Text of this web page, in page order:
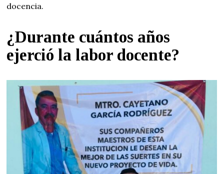
docencia.
¿Durante cuántos años
ejerció la labor docente?